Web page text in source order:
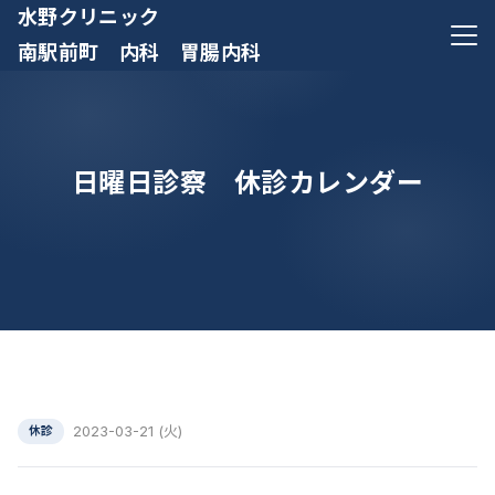
水野クリニック
南駅前町 内科 胃腸内科
メニ
日曜日診察 休診カレンダー
休診 2023-03-21 (火)